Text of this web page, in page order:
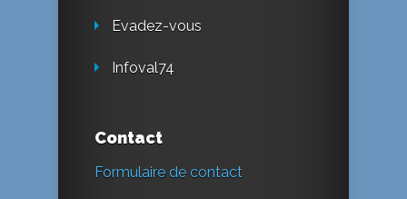
Evadez-vous
Infoval74
Contact
Formulaire de contact